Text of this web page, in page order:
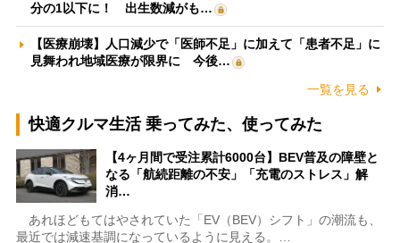
分の1以下に！ 出生数減がも…
【医療崩壊】人口減少で「医師不足」に加えて「患者不足」に
見舞われ地域医療が限界に 今後…
一覧を見る
快適クルマ生活 乗ってみた、使ってみた
【4ヶ月間で受注累計6000台】BEV普及の障壁と
なる「航続距離の不安」「充電のストレス」解
消…
あれほどもてはやされていた「EV（BEV）シフト」の潮流も、
最近では減速基調になっているように見える。…